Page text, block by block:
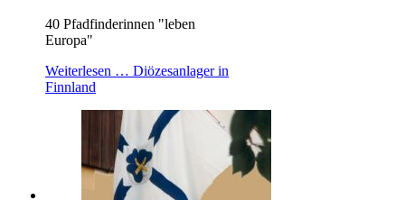
40 Pfadfinderinnen "leben
Europa"
Weiterlesen … Diözesanlager in
Finnland